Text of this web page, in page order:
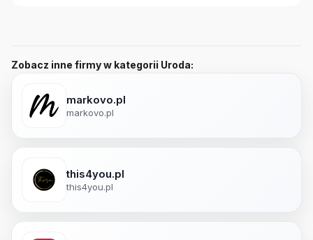
Zobacz inne firmy w kategorii Uroda:
markovo.pl
markovo.pl
this4you.pl
this4you.pl